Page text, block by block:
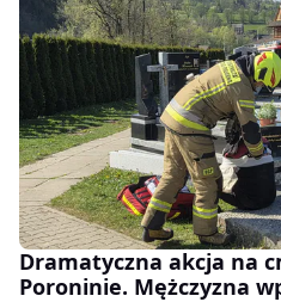
Dramatyczna akcja na
Poroninie. Mężczyzna